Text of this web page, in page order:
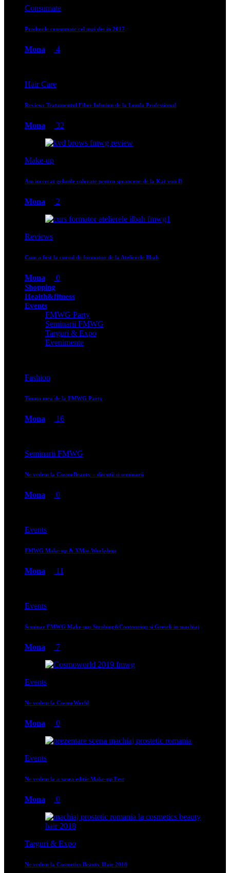
Consumate
Produsele consumate cel mai des in 2017
Mona 4
Hair Care
Review: Tratamentul Fiber Infusion de la Londa Professional
Mona 32
Make-up
Am incercat gelurile colorate pentru sprancene de la Kat von D
Mona 2
Reviews
Cum a fost la cursul de formator de la Atelierele Ilbah
Mona 0
Shopping
Health&fitness
Events
FMWG Party
Seminarii FMWG
Targuri & Expo
Evenimente
Fashion
Tinuta mea de la FMWG Party
Mona 16
Seminarii FMWG
Ne vedem la CosmoBeauty – discutii si seminarii
Mona 0
Events
FMWG Make-up & XMas Workshop
Mona 11
Events
Seminar FMWG Make-up: Strobing&Contouring si Greseli in machiaj
Mona 7
Events
Ne vedem la CosmoWorld
Mona 0
Events
Ne vedem la a sasea editie Make-up Fest
Mona 0
Targuri & Expo
Ne vedem la Cosmetics Beauty Hair 2018